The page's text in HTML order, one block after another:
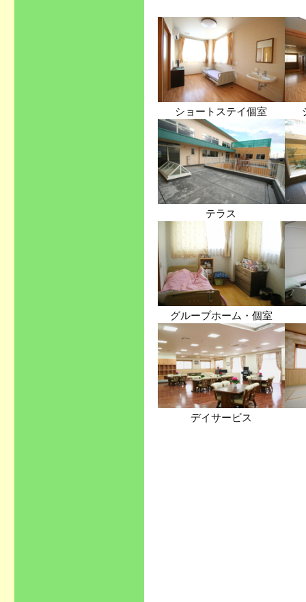
ショートステイ個室
テラス
グループホーム・個室
デイサービス